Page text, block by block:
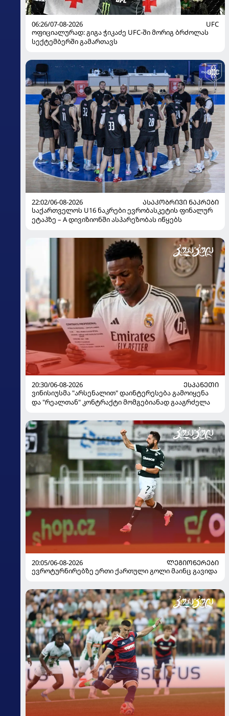
06:26/07-08-2026
UFC
ოფიციალურად: გიგა ჭიკაძე UFC-ში მორიგ ბრძოლას
სექტემბერში გამართავს
22:02/06-08-2026
ᲐᲡᲐᲙᲝᲑᲠᲘᲕᲘ ᲜᲐᲙᲠᲔᲑᲘ
საქართველოს U16 ნაკრები ევრობასკეტის ფინალურ
ეტაპზე – A დივიზიონში ასპარეზობას იწყებს
20:30/06-08-2026
ᲔᲡᲞᲐᲜᲔᲗᲘ
ვინისიუსმა "არსენალით" დაინტერესება გამოიყენა
და "რეალთან" კონტრაქტი მომგებიანად გააგრძელა
20:05/06-08-2026
ᲚᲔᲒᲘᲝᲜᲔᲠᲔᲑᲘ
ევროტურნირებზე ერთი ქართული გოლი მაინც გავიდა